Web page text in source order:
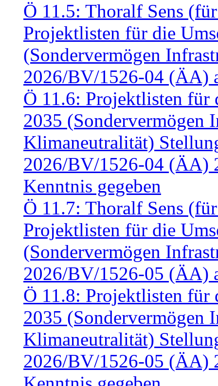
Ö 11.5: Thoralf Sens
Projektlisten für die
(Sondervermögen
2026/BV/1526-04 (ÄA)
Ö 11.6: Projektlisten für
2035 (Sondervermögen
Klimaneutralität)
2026/BV/1526-04 (ÄA)
Kenntnis gegeben
Ö 11.7: Thoralf Sens
Projektlisten für die
(Sondervermögen
2026/BV/1526-05 (ÄA)
Ö 11.8: Projektlisten für
2035 (Sondervermögen
Klimaneutralität)
2026/BV/1526-05 (ÄA)